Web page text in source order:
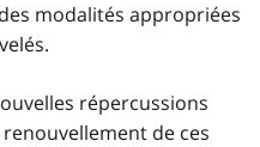
modalités appropriées
répercussions
de ces